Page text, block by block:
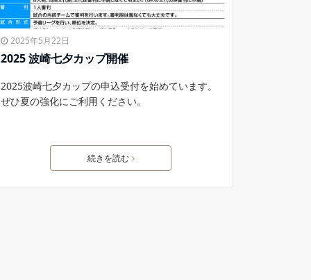
2025年5月22日
2025 波崎七夕カップ開催
2025波崎七夕カップの申込受付を始めています。
ぜひ夏の強化にご利用ください。
続きを読む